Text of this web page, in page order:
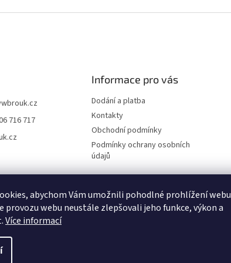
abychom Vám umožnili pohodlné prohlížení webu
provozu webu neustále zlepšovali jeho funkce, výkon a
Více informací
716 717
Informace pro vás
Dodání a platba
Kontakty
Obchodní podmínky
Podmínky ochrany osobních
údajů